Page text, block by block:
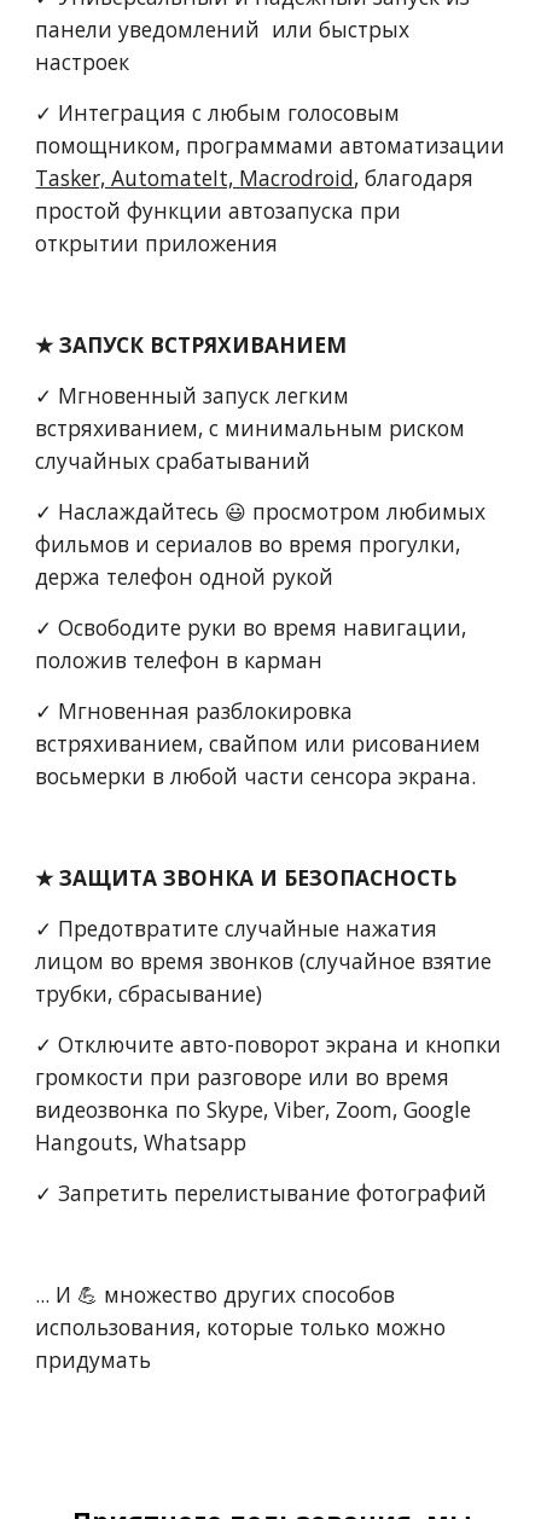
панели уведомлений  или быстрых
настроек
✓ Интеграция с любым голосовым
Tasker, AutomateIt, Macrodroid, благодаря
простой функции автозапуска при
открытии приложения
★ ЗАПУСК ВСТРЯХИВАНИЕМ
✓ Мгновенный запуск легким
встряхиванием, с минимальным риском
случайных срабатываний
✓ Наслаждайтесь 😃 просмотром любимых
фильмов и сериалов во время прогулки,
держа телефон одной рукой
✓ Освободите руки во время навигации,
положив телефон в карман
встряхиванием, свайпом или рисованием
восьмерки в любой части сенсора экрана.
★ ЗАЩИТА ЗВОНКА И БЕЗОПАСНОСТЬ
✓ Предотвратите случайные нажатия
лицом во время звонков (случайное взятие
трубки, сбрасывание)
✓ Отключите авто-поворот экрана и кнопки
громкости при разговоре или во время
видеозвонка по Skype, Viber, Zoom, Google
Hangouts, Whatsapp
✓ Запретить перелистывание фотографий
... И 💪 множество других способов
использования, которые только можно
придумать